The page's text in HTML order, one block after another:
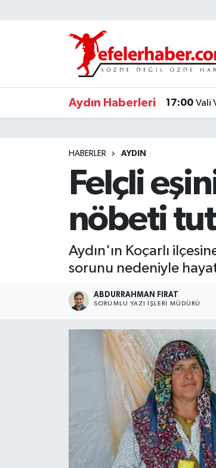
Aydın Haberleri 17:00 Vali
HABERLER AYDIN
Felçli
nöbeti
Aydın'ın Koçarlı
sorunu nedeniyle
ABDURRAHMAN FIRAT
SORUMLU YAZI İŞLERI MÜDÜRÜ
Nöbetçi Eczaneler
Hava Durumu
Aydin Namaz Vakitleri
Süper Lig Puan Durumu ve Fikstür
Tüm Manşetler
Son Dakika Haberleri
Haber Arşivi